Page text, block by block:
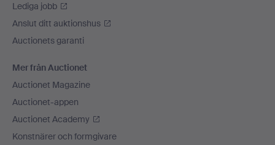
Lediga jobb
Anslut ditt auktionshus
Auctionets garanti
Mer från Auctionet
Auctionet Magazine
Auctionet-appen
Auctionet Academy
Konstnärer och formgivare